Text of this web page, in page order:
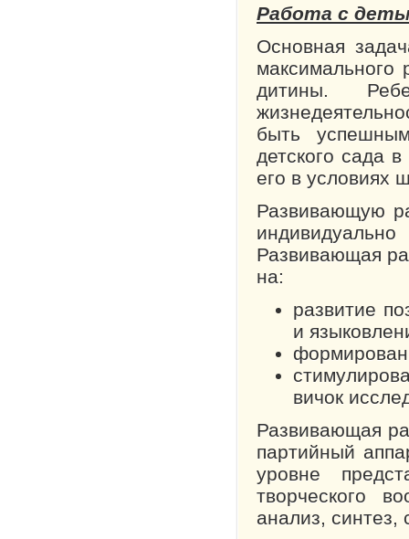
Работа с
Основная
мак­симального
ди­тины.
быть
детского сада
его в условиях
Развивающую
Развивающая
на:
развитие
и
вичок
Развивающая
партийный
уровне
творческого
анализ,